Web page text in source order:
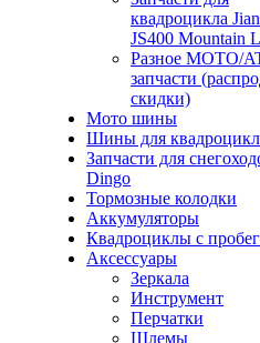
квадроцикла
JS400 Mountain
Разное МОТО/
запчасти
скидки)
Мото шины
Шины для
Запчасти для
Dingo
Тормозные колодки
Аккумуляторы
Квадроциклы с
Аксессуары
Зеркала
Инструмент
Перчатки
Шлемы